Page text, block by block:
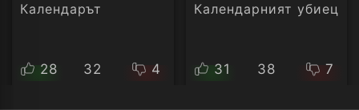
Календарът
28 32 4
Календарният убиец
31 38 7